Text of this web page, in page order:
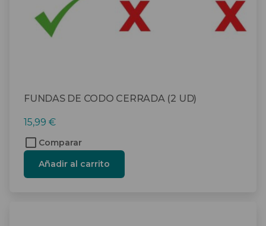
FUNDAS DE CODO CERRADA (2 UD)
15,99 €
Comparar
Añadir al carrito